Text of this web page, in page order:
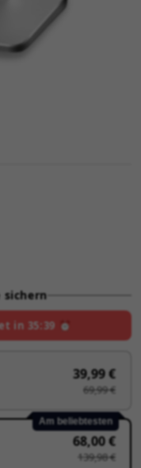
sichern
in 35:38 ⏰
39,99 €
69,99 €
Am beliebtesten
68,00 €
139,98 €